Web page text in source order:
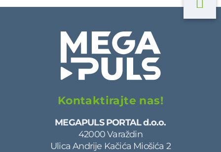
Kontaktirajte nas!
MEGAPULS PORTAL d.o.o.
42000 Varaždin
Ulica Andrije Kačića Miošića 2